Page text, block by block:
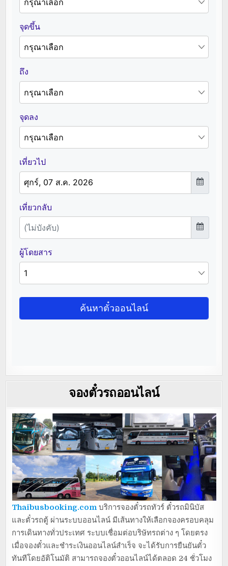
จองตั๋วรถออนไลน์
Thaibusbooking.com บริการจองตั๋วรถทัวร์ ตั๋วรถมินิบัส
และตั๋วรถตู้ ผ่านระบบออนไลน์ มีเส้นทางให้เลือกจองครอบคลุม
การเดินทางทั่วประเทศ ระบบเชื่อมต่อบริษัทรถต่าง ๆ โดยตรง
เมื่อจองตั๋วและชำระเงินออนไลน์สำเร็จ จะได้รับการยืนยันตั๋ว
ทันทีโดยอัติโนมัติ สามารถจองตั๋วออนไลน์ได้ตลอด 24 ชั่วโมง